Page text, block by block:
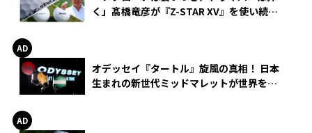
く」髙橋竜彦が『Z-STAR XV』を使い続け
オデッセイ『タートル』旋風の真相！ 日本
生まれの新世代ミッドマレットが世界を席